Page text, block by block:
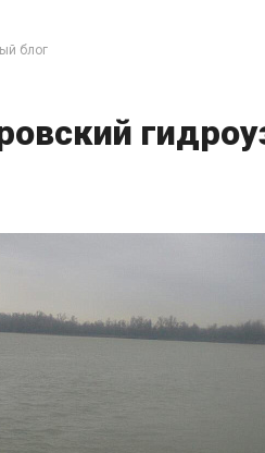
блог